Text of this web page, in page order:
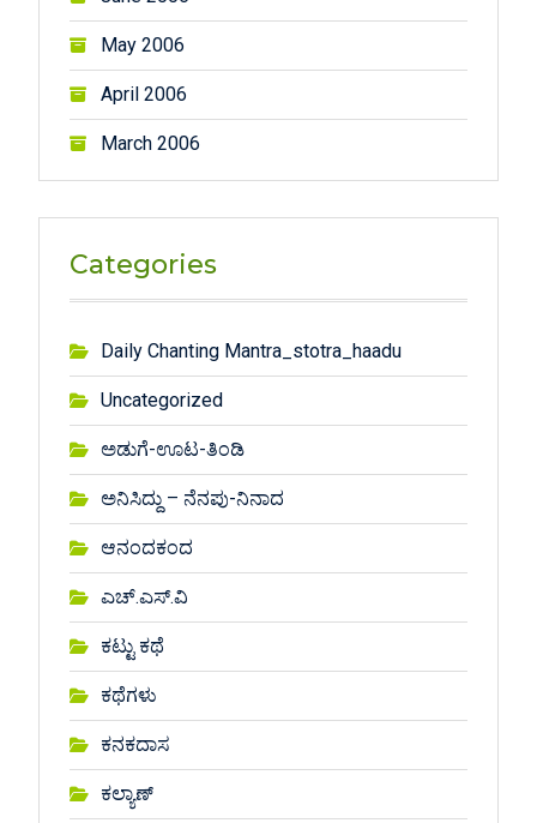
May 2006
April 2006
March 2006
Categories
Daily Chanting Mantra_stotra_haadu
Uncategorized
ಅಡುಗೆ-ಊಟ-ತಿಂಡಿ
ಅನಿಸಿದ್ದು – ನೆನಪು-ನಿನಾದ
ಆನಂದಕಂದ
ಎಚ್.ಎಸ್.ವಿ
ಕಟ್ಟು ಕಥೆ
ಕಥೆಗಳು
ಕನಕದಾಸ
ಕಲ್ಯಾಣ್